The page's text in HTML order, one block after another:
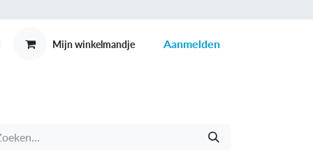
Mijn winkelmandje Aanmelden